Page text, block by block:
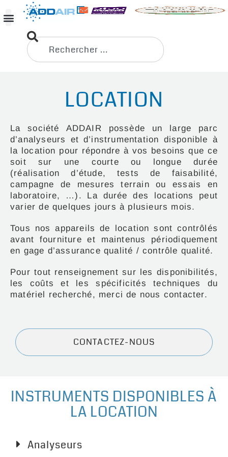
LOCATION
La société ADDAIR possède un large parc
d’analyseurs et d’instrumentation disponible à
la location pour répondre à vos besoins que ce
soit sur une courte ou longue durée
(réalisation d’étude, tests de faisabilité,
campagne de mesures terrain ou essais en
laboratoire, …). La durée des locations peut
varier de quelques jours à plusieurs mois.
Tous nos appareils de location sont contrôlés
avant fourniture et maintenus périodiquement
en gage d’assurance qualité / contrôle qualité.
Pour tout renseignement sur les disponibilités,
les coûts et les spécificités techniques du
matériel recherché, merci de nous contacter.
CONTACTEZ-NOUS
INSTRUMENTS DISPONIBLES À
LA LOCATION
Analyseurs